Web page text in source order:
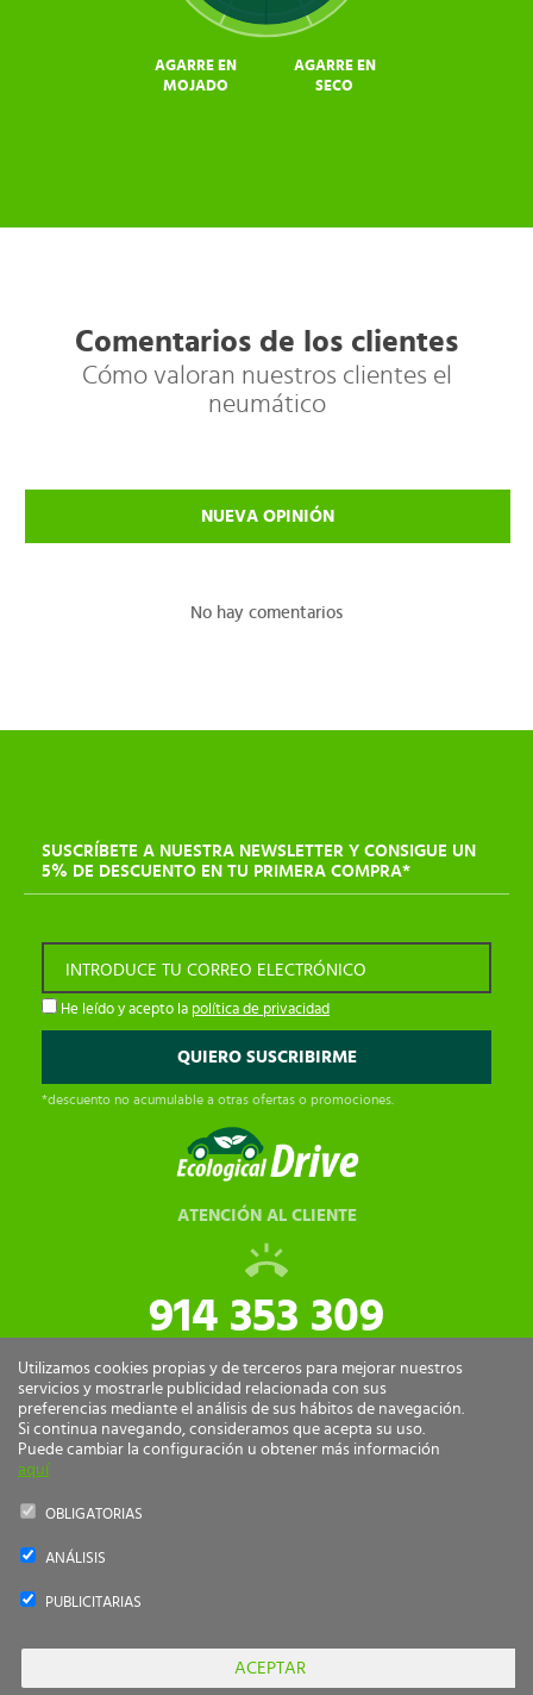
AGARRE EN
SECO
AGARRE EN
MOJADO
Comentarios de los clientes
Cómo valoran nuestros clientes el
neumático
NUEVA OPINIÓN
No hay comentarios
SUSCRÍBETE A NUESTRA NEWSLETTER Y CONSIGUE UN
5% DE DESCUENTO EN TU PRIMERA COMPRA*
INTRODUCE TU CORREO ELECTRÓNICO
He leído y acepto la política de privacidad
*descuento no acumulable a otras ofertas o promociones.
ATENCIÓN AL CLIENTE
914 353 309
tiendaonline@ecologicaldrive.com
PAGO
Utilizamos cookies propias y de terceros para mejorar nuestros
servicios y mostrarle publicidad relacionada con sus
preferencias mediante el análisis de sus hábitos de navegación.
Si continua navegando, consideramos que acepta su uso.
Puede cambiar la configuración u obtener más información
aquí
OBLIGATORIAS
ANÁLISIS
PUBLICITARIAS
ACEPTAR